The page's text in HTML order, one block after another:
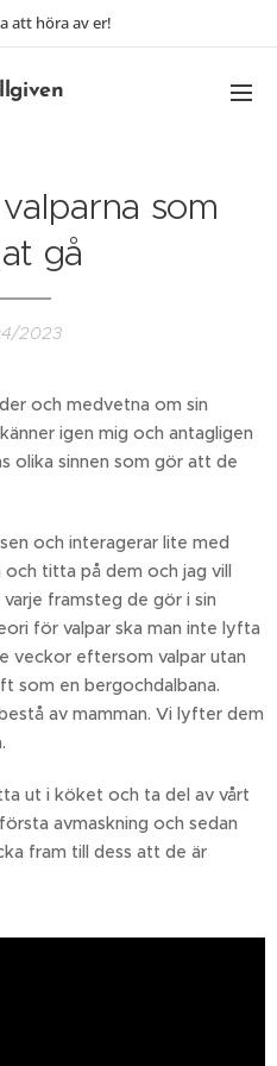
att höra av er!
som
gå
2023
och medvetna om sin
igen mig och antagligen
olika sinnen som gör att de
och interagerar lite med
och titta på dem och jag vill
framsteg de gör i sin
för valpar ska man inte lyfta
veckor eftersom valpar utan
som en bergochdalbana.
av mamman. Vi lyfter dem
ut i köket och ta del av vårt
avmaskning och sedan
fram till dess att de är